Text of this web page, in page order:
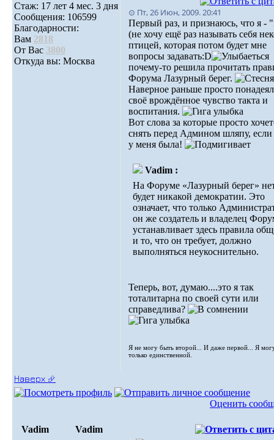
Стаж: 17 лет 4 мес. 3 дня
Сообщения: 106599
Благодарности:
Вам 2818
От Вас 3800
Откуда вы: Москва
⊙ Пт, 26 Июн, 2009. 20:41
Первый раз, и признаюсь, что я -
(не хочу ещё раз называть себя
птицей, которая потом будет мне
вопросы задавать:D
почему-то решила прочитать
Форума Лазурный берег.
Наверное раньше просто
своё врождённое чувство такта и
воспитания.
Вот слова за которые просто
снять перед Админом шляпу,
у меня была!
Vadim :
На Форуме «Лазурный берег»
будет никакой демократии. Это
означает, что только
он же создатель и владелец
устанавливает здесь правила
и то, что он требует, должно
выполняться неукоснительно.
Теперь, вот, думаю....это я так
тоталитарна по своей сути или
справедлива?
Я не могу быть второй... И даже первой... Я
только единственной.
Наверх ⮵
Оценить
Vadim Vadim